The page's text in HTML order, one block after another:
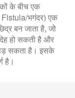
के बीच एक
Fistula/भगंदर) एक
बन जाता है, जो
हो सकती है और
सकता है। इसके
है।